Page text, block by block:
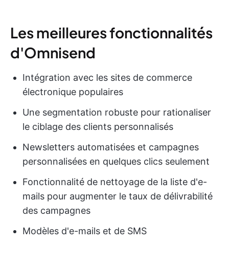
Les meilleures fonctionnalités
d'Omnisend
Intégration avec les sites de commerce
électronique populaires
Une segmentation robuste pour rationaliser
le ciblage des clients personnalisés
Newsletters automatisées et campagnes
personnalisées en quelques clics seulement
Fonctionnalité de nettoyage de la liste d'e-
mails pour augmenter le taux de délivrabilité
des campagnes
Modèles d'e-mails et de SMS